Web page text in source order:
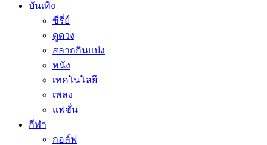
บันเทิง
ซีรี่ย์
ดูดวง
สลากกินแบ่ง
หนัง
เทคโนโลยี
เพลง
แฟชั่น
กีฬา
กอล์ฟ